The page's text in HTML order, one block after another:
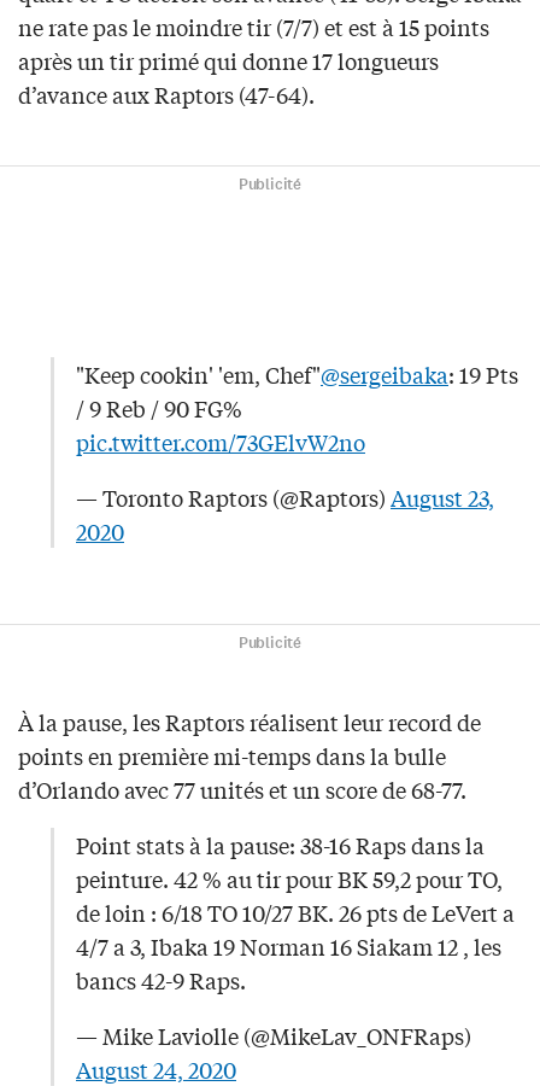
ne rate pas le moindre tir (7/7) et est à 15 points
après un tir primé qui donne 17 longueurs
d’avance aux Raptors (47-64).
Publicité
"Keep cookin' 'em, Chef"@sergeibaka: 19 Pts
/ 9 Reb / 90 FG%
pic.twitter.com/73GElvW2no
— Toronto Raptors (@Raptors)August 23,
2020
Publicité
À la pause, les Raptors réalisent leur record de
points en première mi-temps dans la bulle
d’Orlando avec 77 unités et un score de 68-77.
Point stats à la pause: 38-16 Raps dans la
peinture. 42 % au tir pour BK 59,2 pour TO,
de loin : 6/18 TO 10/27 BK. 26 pts de LeVert a
4/7 a 3, Ibaka 19 Norman 16 Siakam 12 , les
bancs 42-9 Raps.
— Mike Laviolle (@MikeLav_ONFRaps)
August 24, 2020